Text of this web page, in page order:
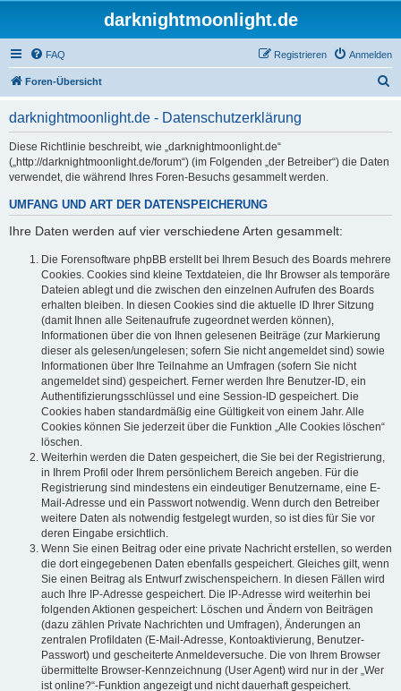
darknightmoonlight.de
FAQ Anmelden
Registrieren
Foren-Übersicht
darknightmoonlight.de - Datenschutzerklärung
Diese Richtlinie beschreibt, wie „darknightmoonlight.de“
(„http://darknightmoonlight.de/forum“) (im Folgenden „der Betreiber“) die Daten
verwendet, die während Ihres Foren-Besuchs gesammelt werden.
UMFANG UND ART DER DATENSPEICHERUNG
Ihre Daten werden auf vier verschiedene Arten gesammelt:
Die Forensoftware phpBB erstellt bei Ihrem Besuch des Boards mehrere
Cookies. Cookies sind kleine Textdateien, die Ihr Browser als temporäre
Dateien ablegt und die zwischen den einzelnen Aufrufen des Boards
erhalten bleiben. In diesen Cookies sind die aktuelle ID Ihrer Sitzung
(damit Ihnen alle Seitenaufrufe zugeordnet werden können),
Informationen über die von Ihnen gelesenen Beiträge (zur Markierung
dieser als gelesen/ungelesen; sofern Sie nicht angemeldet sind) sowie
Informationen über Ihre Teilnahme an Umfragen (sofern Sie nicht
angemeldet sind) gespeichert. Ferner werden Ihre Benutzer-ID, ein
Authentifizierungsschlüssel und eine Session-ID gespeichert. Die
Cookies haben standardmäßig eine Gültigkeit von einem Jahr. Alle
Cookies können Sie jederzeit über die Funktion „Alle Cookies löschen“
löschen.
Weiterhin werden die Daten gespeichert, die Sie bei der Registrierung,
in Ihrem Profil oder Ihrem persönlichem Bereich angeben. Für die
Registrierung sind mindestens ein eindeutiger Benutzername, eine E-
Mail-Adresse und ein Passwort notwendig. Wenn durch den Betreiber
weitere Daten als notwendig festgelegt wurden, so ist dies für Sie vor
deren Eingabe ersichtlich.
Wenn Sie einen Beitrag oder eine private Nachricht erstellen, so werden
die dort eingegebenen Daten ebenfalls gespeichert. Gleiches gilt, wenn
Sie einen Beitrag als Entwurf zwischenspeichern. In diesen Fällen wird
auch Ihre IP-Adresse gespeichert. Die IP-Adresse wird weiterhin bei
folgenden Aktionen gespeichert: Löschen und Ändern von Beiträgen
(dazu zählen Private Nachrichten und Umfragen), Änderungen an
zentralen Profildaten (E-Mail-Adresse, Kontoaktivierung, Benutzer-
Passwort) und gescheiterte Anmeldeversuche. Die von Ihrem Browser
übermittelte Browser-Kennzeichnung (User Agent) wird nur in der „Wer
ist online?“-Funktion angezeigt und nicht dauerhaft gespeichert.